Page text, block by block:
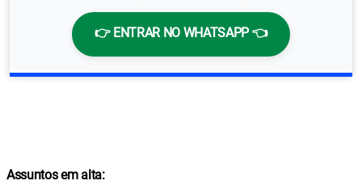
👉 ENTRAR NO WHATSAPP 👈
Assuntos em alta: